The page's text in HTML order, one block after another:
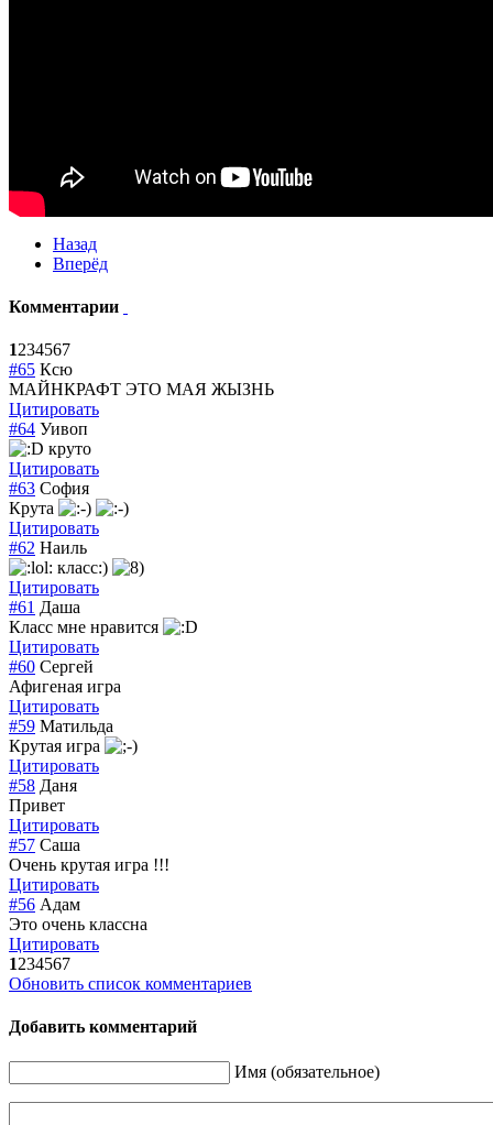
Назад
Вперёд
Комментарии
1234567
#65 Ксю
МАЙНКРАФТ ЭТО МАЯ ЖЫЗНЬ
Цитировать
#64 Уивоп
круто
Цитировать
#63 София
Крута
Цитировать
#62 Наиль
класс:)
Цитировать
#61 Даша
Класс мне нравится
Цитировать
#60 Сергей
Афигеная игра
Цитировать
#59 Матильда
Крутая игра
Цитировать
#58 Даня
Привет
Цитировать
#57 Саша
Очень крутая игра !!!
Цитировать
#56 Адам
Это очень классна
Цитировать
1234567
Обновить список комментариев
Добавить комментарий
Имя (обязательное)